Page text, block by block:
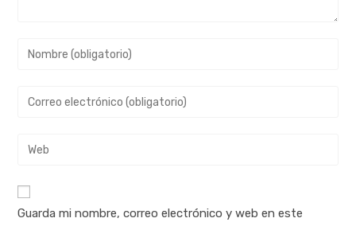
Guarda mi nombre, correo electrónico y web en este